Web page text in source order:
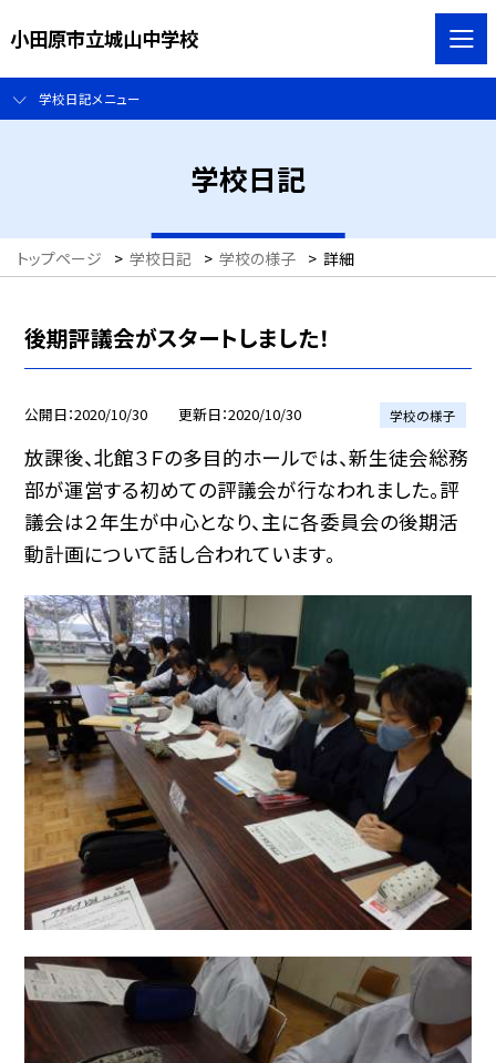
小田原市立城山中学校
学校日記メニュー
学校日記
トップページ > 学校日記 > 学校の様子 > 詳細
後期評議会がスタートしました！
公開日 2020/10/30 更新日 2020/10/30 学校の様子
放課後、北館３Ｆの多目的ホールでは、新生徒会総務
部が運営する初めての評議会が行なわれました。評
議会は２年生が中心となり、主に各委員会の後期活
動計画について話し合われています。